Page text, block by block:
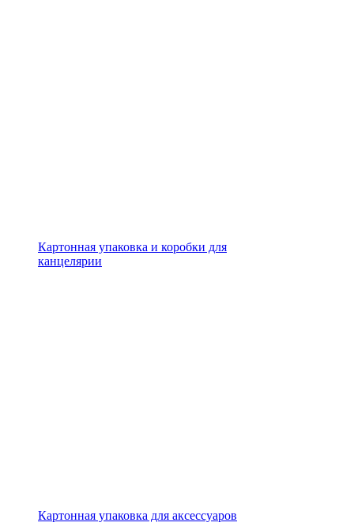
Картонная упаковка и коробки для
канцелярии
Картонная упаковка для аксессуаров